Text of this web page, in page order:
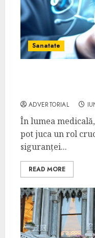
Sanatate
ADVERTORIAL
În lumea
pot juca un rol
siguranței...
READ MORE